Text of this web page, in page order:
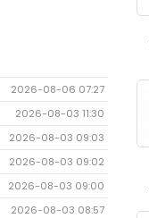
2026-08-06 07:27
2026-08-03 11:30
2026-08-03 09:03
2026-08-03 09:02
2026-08-03 09:00
2026-08-03 08:57